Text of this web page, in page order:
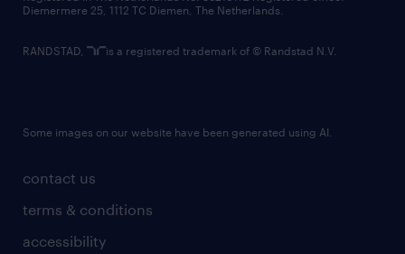
contact us
terms & conditions
accessibility
Diemermere 25, 1112 TC Diemen, The Netherlands.
RANDSTAD, is a registered trademark of © Randstad N.V.
Some images on our website have been generated using AI.